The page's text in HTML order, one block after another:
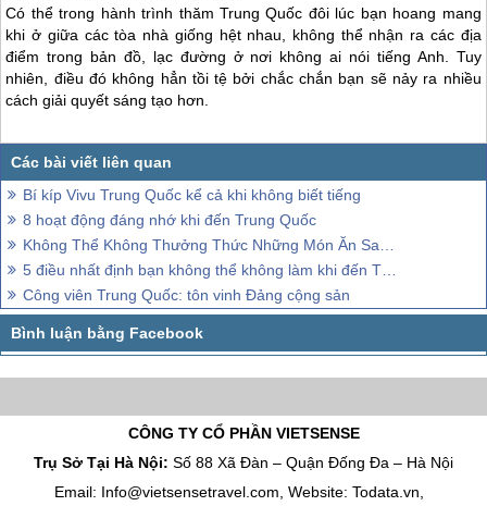
Có thể trong hành trình thăm Trung Quốc đôi lúc bạn hoang mang
khi ở giữa các tòa nhà giống hệt nhau, không thể nhận ra các địa
điểm trong bản đồ, lạc đường ở nơi không ai nói tiếng Anh. Tuy
nhiên, điều đó không hẳn tồi tệ bởi chắc chắn bạn sẽ nảy ra nhiều
cách giải quyết sáng tạo hơn.
Bí kíp Vivu Trung Quốc kể cả khi không biết tiếng
8 hoạt động đáng nhớ khi đến Trung Quốc
Không Thể Không Thưởng Thức Những Món Ăn Sau Đây Khi Ghé Qua Trung Quốc
5 điều nhất định bạn không thể không làm khi đến Tô Châu
Công viên Trung Quốc: tôn vinh Đảng cộng sản
CÔNG TY CỔ PHẦN VIETSENSE
Trụ Sở Tại Hà Nội: Số 88 Xã Đàn – Quận Đống Đa – Hà Nội
Email: Info@vietsensetravel.com, Website: Todata.vn,